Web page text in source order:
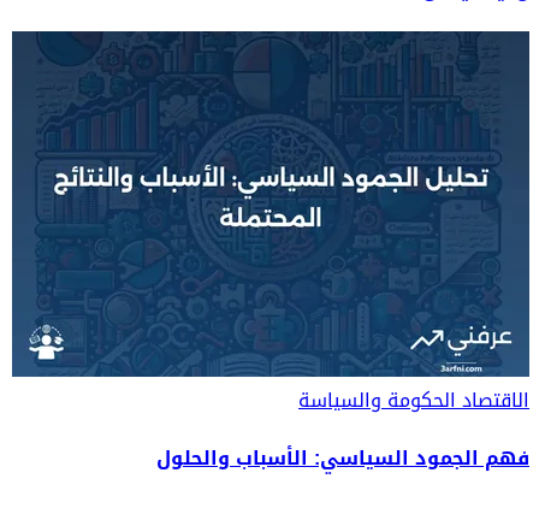
الاقتصادالحكومة والسياسة
فهم الجمود السياسي: الأسباب والحلول